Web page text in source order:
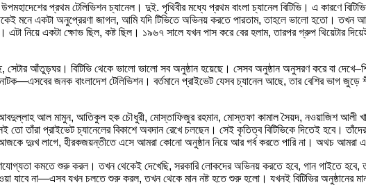
প্রথম টেলিভিশন চ্যানেল। দুই. পৃথিবীর মধ্যে প্রথম বাংলা চ্যানেল বিটিভি। এ কারণে
মনে একটা অনুপ্রেরণা জাগল, আমি যদি টিভিতে অভিনয় করতে পারতাম, তাহলে ভালো হতো। তখন
নিয়ে একটা ক্ষোভ ছিল, কষ্ট ছিল। ১৯৬৭ সালে যখন পাস করে বের হলাম, তারপর গ্রুপ থিয়েটার
সেটার আঁতুড়ঘর। বিটিভি থেকে ভালো ভালো সব অনুষ্ঠান হয়েছে। সেসব অনুষ্ঠান অনুসরণ করে বা
জনক বাংলাদেশ টেলিভিশন। বর্তমানে প্রাইভেট যেসব চ্যানেল আছে, তার বেশির ভাগ
আল মামুন, আতিকুল হক চৌধুরী, মোস্তাফিজুর রহমান, মোস্তফা কামাল সৈয়দ, নওয়াজিশ আলী
তাঁরা প্রাইভেট চ্যানেলের বিকাশে অবদান রেখে চলছেন। সেই কৃতিত্ব বিটিভিকে দিতেই হবে।
দুঃখ লাগে, হীরকজয়ন্তীতে এসে আমরা কোনো অনুষ্ঠান নিয়ে আর গর্ব করতে পারি না। অথচ আমরা
কমতে শুরু করল। তখন থেকেই দেখেছি, সরকারি লোকদের অভিনয় করতে হবে, গান গাইতে
যাবে না—এসব যখন চলতে শুরু করল, তখন থেকে মান নষ্ট হতে শুরু হলো। যখনই বিটিভির অনুষ্ঠানের